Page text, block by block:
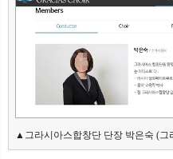
▲그라시아스합창단 단장 박은숙 (그